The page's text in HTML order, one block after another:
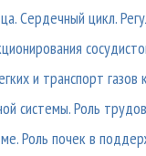
Сердечный цикл.
и транспорт газов
системы. Роль
Роль почек в